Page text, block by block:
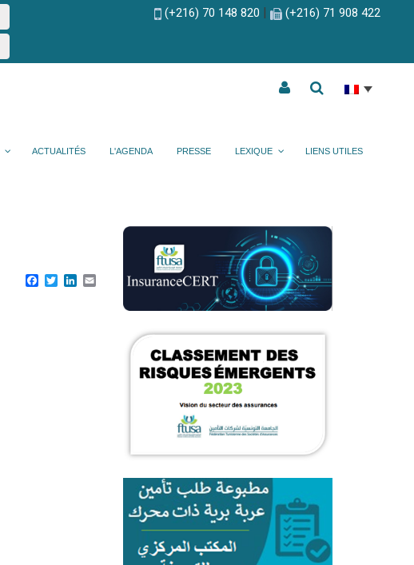
(+216) 70 148 820 | (+216) 71 908 422
ACTUALITÉS L'AGENDA PRESSE LEXIQUE LIENS UTILES
Facebook
TwitterLinkedIn
Email